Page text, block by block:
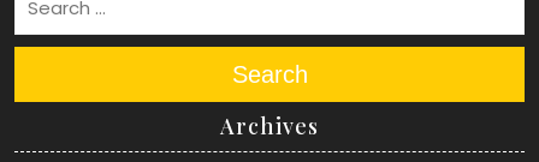
Search
Archives